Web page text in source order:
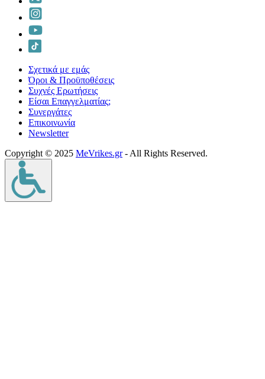
Σχετικά με εμάς
Όροι & Προϋποθέσεις
Συχνές Ερωτήσεις
Είσαι Επαγγελματίας;
Συνεργάτες
Επικοινωνία
Νewsletter
Copyright © 2025 MeVrikes.gr- All Rights Reserved.